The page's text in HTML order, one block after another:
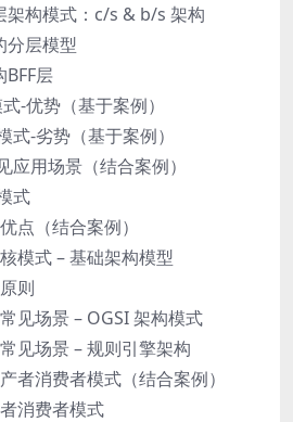
架构模式：c/s & b/s 架构
分层模型
层
-优势（基于案例）
式-劣势（基于案例）
应用场景（结合案例）
式
点（结合案例）
模式 – 基础架构模型
则
见场景 – OGSI 架构模式
见场景 – 规则引擎架构
者消费者模式（结合案例）
消费者模式